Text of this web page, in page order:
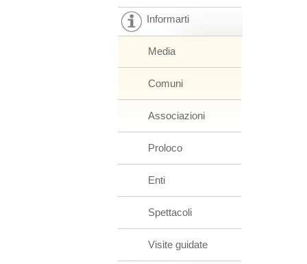
Informarti
Media
Comuni
Associazioni
Proloco
Enti
Spettacoli
Visite guidate